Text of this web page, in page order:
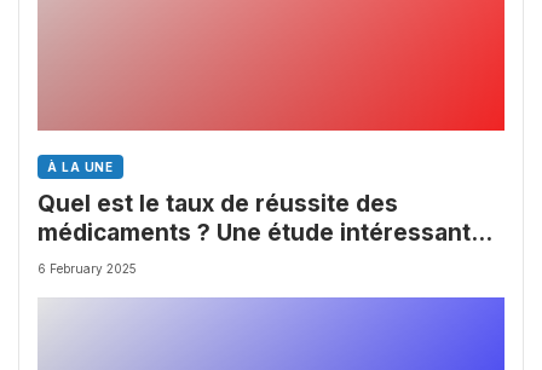
À LA UNE
Quel est le taux de réussite des
médicaments ? Une étude intéressante
chez les Big Pharmas
6 February 2025